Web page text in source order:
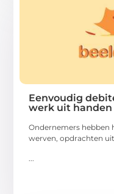
Eenvoudig
werk uit
Ondernemers hebben
werven, opdrachten